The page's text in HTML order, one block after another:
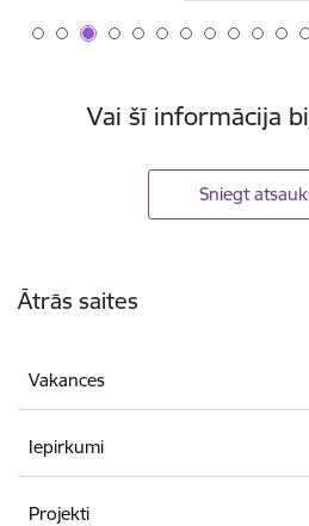
Vai šī informācija
Sniegt
Ātrās saites
Vakances
Iepirkumi
Projekti